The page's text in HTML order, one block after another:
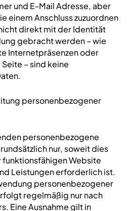
und E-Mail Adresse, aber
einem Anschluss zuzuordnen
direkt mit der Identität
gebracht werden – wie
Internetpräsenzen oder
– sind keine
personenbezogener
personenbezogene
nur, soweit dies
Website
Leistungen erforderlich ist.
personenbezogener
regelmäßig nur nach
Eine Ausnahme gilt in